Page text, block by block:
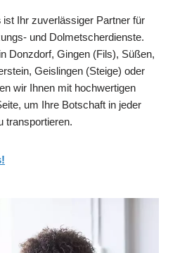
ist Ihr zuverlässiger Partner für
und Dolmetscherdienste.
Donzdorf, Gingen (Fils), Süßen,
Geislingen (Steige) oder
wir Ihnen mit hochwertigen
um Ihre Botschaft in jeder
transportieren.